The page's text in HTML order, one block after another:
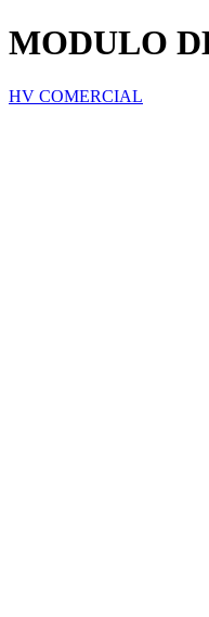
MODULO
HV COMERCIAL